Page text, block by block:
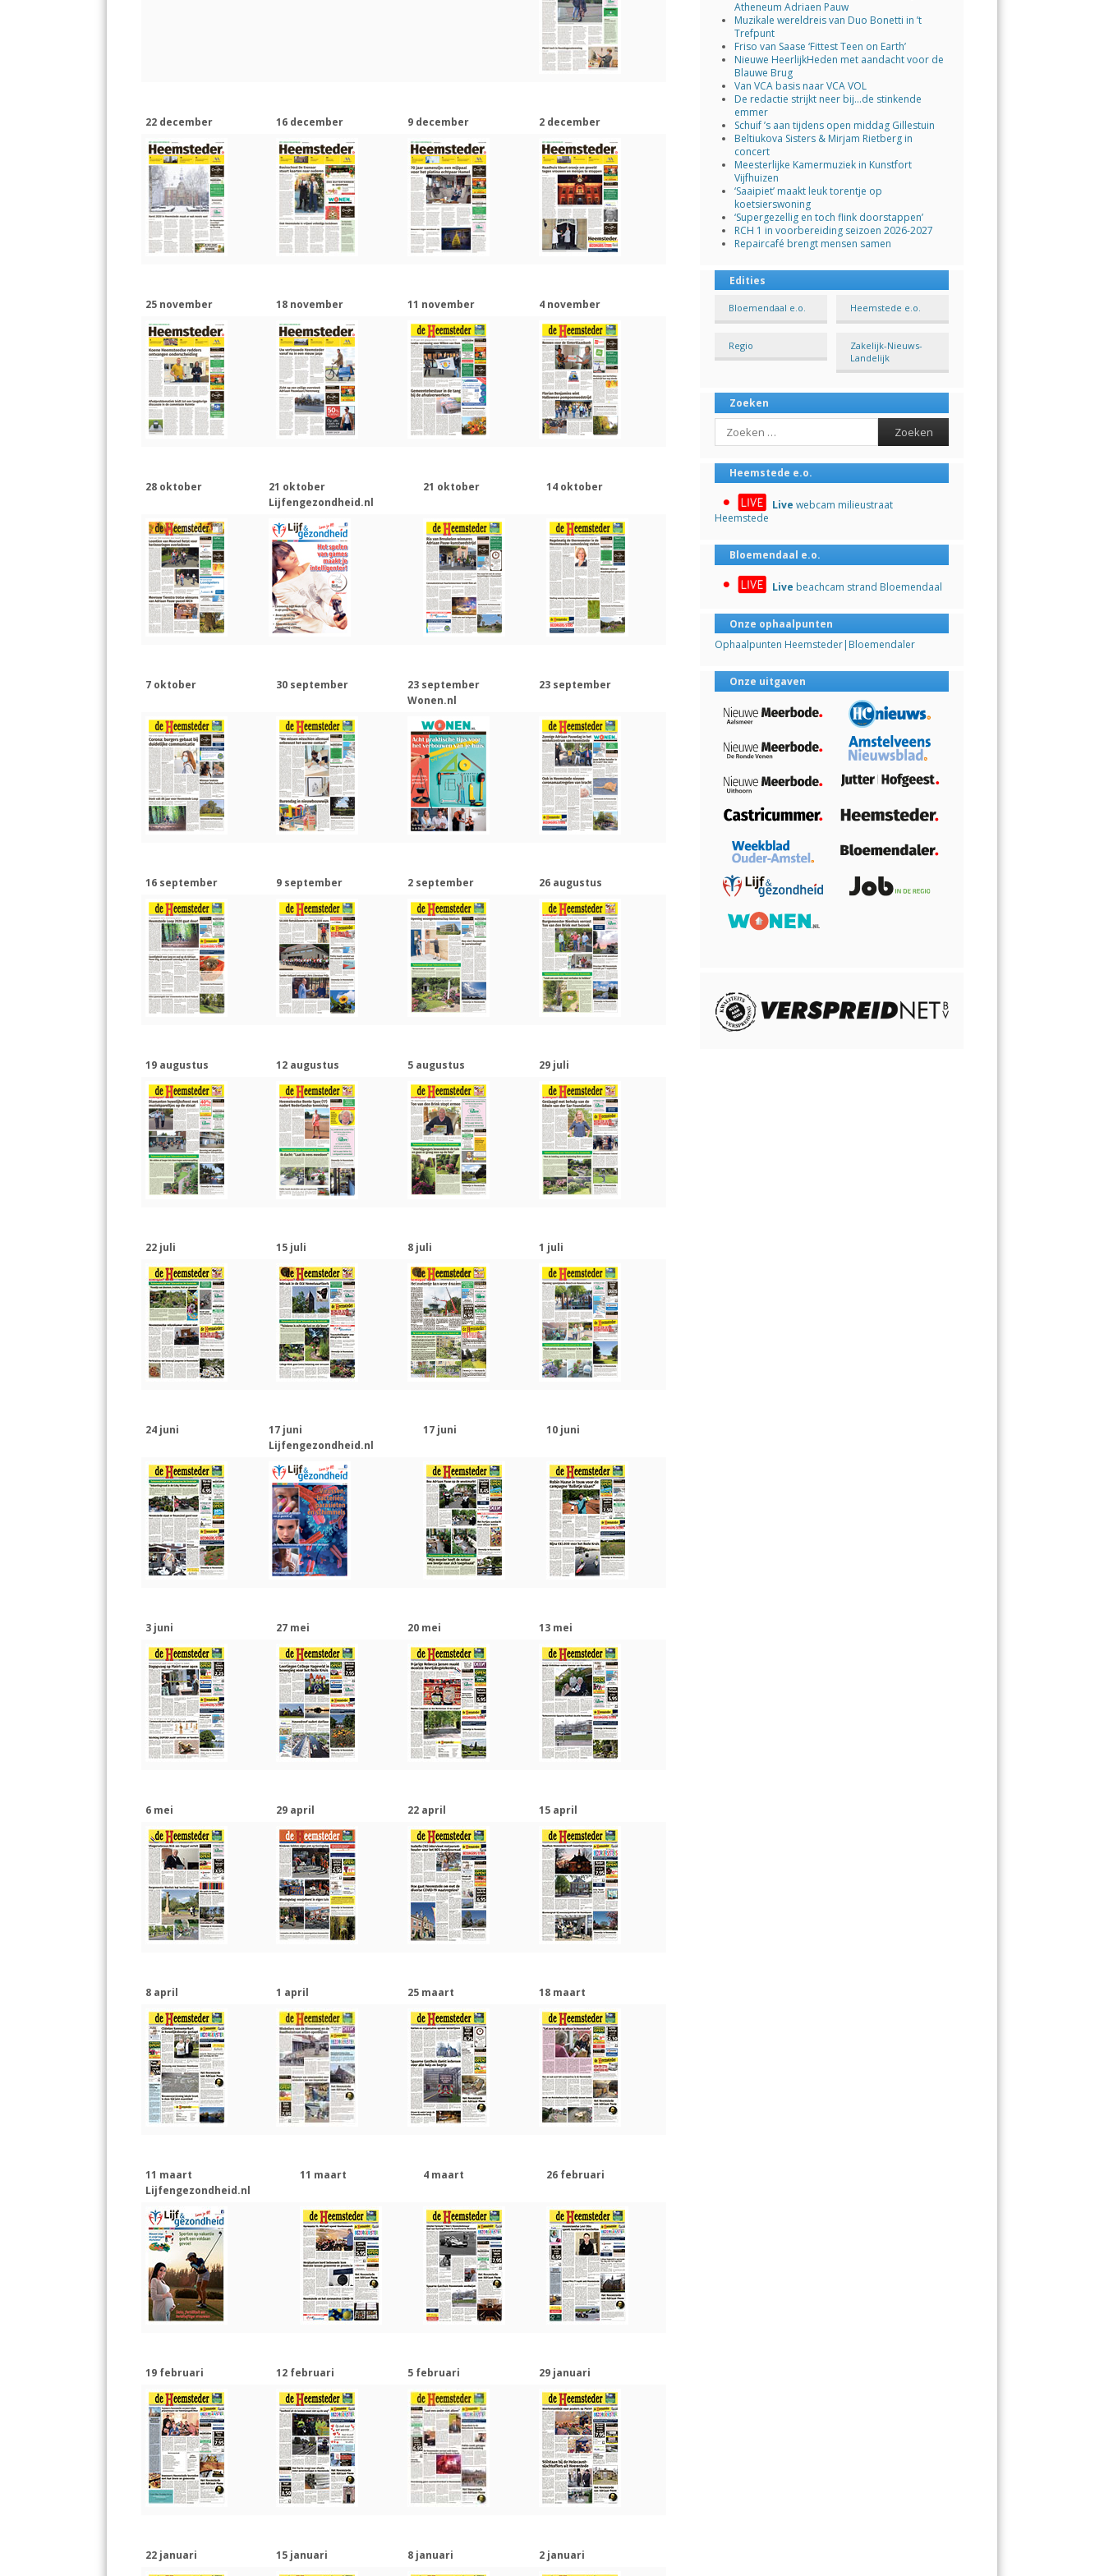
22 december 16 december 9 december 2 december
25 november 18 november 11 november 4 november
28 oktober
21 oktober
Lijfengezondheid.nl
21 oktober 14 oktober
7 oktober 30 september
23 september
Wonen.nl
23 september
16 september 9 september 2 september 26 augustus
19 augustus 12 augustus 5 augustus 29 juli
22 juli 15 juli 8 juli 1 juli
24 juni
17 juni
Lijfengezondheid.nl
17 juni 10 juni
3 juni 27 mei 20 mei 13 mei
6 mei 29 april 22 april 15 april
8 april 1 april 25 maart 18 maart
11 maart
Lijfengezondheid.nl
11 maart 4 maart 26 februari
19 februari 12 februari 5 februari 29 januari
22 januari 15 januari 8 januari 2 januari
Atheneum Adriaen Pauw
Muzikale wereldreis van Duo Bonetti in ’t
Trefpunt
Friso van Saase ‘Fittest Teen on Earth’
Nieuwe HeerlijkHeden met aandacht voor de
Blauwe Brug
Van VCA basis naar VCA VOL
De redactie strijkt neer bij…de stinkende
emmer
Schuif ’s aan tijdens open middag Gillestuin
Beltiukova Sisters & Mirjam Rietberg in
concert
Meesterlijke Kamermuziek in Kunstfort
Vijfhuizen
‘Saaipiet’ maakt leuk torentje op
koetsierswoning
‘Supergezellig en toch flink doorstappen’
RCH 1 in voorbereiding seizoen 2026-2027
Repaircafé brengt mensen samen
Edities
Bloemendaal e.o. Heemstede e.o.
Regio
Zakelijk-Nieuws-
Landelijk
Zoeken
Search
Heemstede e.o.
Live webcam milieustraat
Heemstede
Bloemendaal e.o.
Live beachcam strand Bloemendaal
Onze ophaalpunten
Ophaalpunten Heemsteder|Bloemendaler
Onze uitgaven